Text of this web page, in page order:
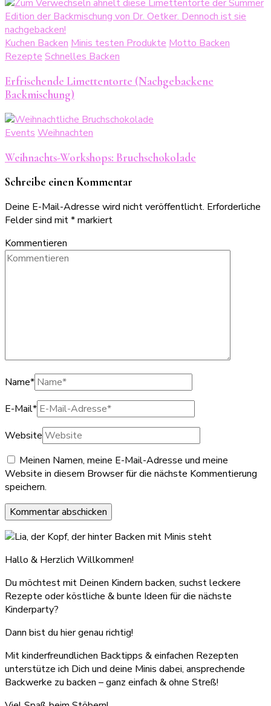
Kuchen BackenMinis testen ProdukteMotto Backen
RezepteSchnelles Backen
Erfrischende Limettentorte (Nachgebackene
Backmischung)
Events Weihnachten
Weihnachts-Workshops: Bruchschokolade
Schreibe einen Kommentar
Deine E-Mail-Adresse wird nicht veröffentlicht. Erforderliche
Felder sind mit*markiert
Kommentieren
Name*
E-Mail*
Website
Meinen Namen, meine E-Mail-Adresse und meine
Website in diesem Browser für die nächste Kommentierung
speichern.
Hallo & Herzlich Willkommen!
Du möchtest mit Deinen Kindern backen, suchst leckere
Rezepte oder köstliche & bunte Ideen für die nächste
Kinderparty?
Dann bist du hier genau richtig!
Mit kinderfreundlichen Backtipps & einfachen Rezepten
unterstütze ich Dich und deine Minis dabei, ansprechende
Backwerke zu backen – ganz einfach & ohne Streß!